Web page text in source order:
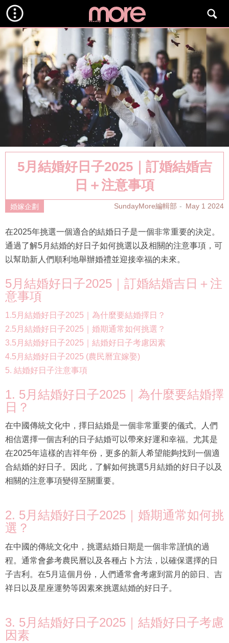
5月結婚好日子2025｜訂婚結婚吉
日＋注意事項
婚嫁企劃 SundayMore編輯部 May 1 2024
在2025年挑選一個適合的結婚日子是一個非常重要的決定。
通過了解5月結婚的好日子如何挑選以及相關的注意事項，可
以幫助新人們順利地舉辦婚禮並迎接幸福的未來。
5月結婚好日子2025｜訂婚結婚吉日＋注
意事項
1.5月結婚好日子2025｜為什麼要結婚擇日？
2.5月結婚好日子2025｜婚期通常如何挑選？
3.5月結婚好日子2025｜結婚好日子考慮因素
4.5月結婚好日子2025 (農民曆宜嫁娶)
5. 結婚好日子注意事項
1. 5月結婚好日子2025｜為什麼要結婚擇
日？
在中國傳統文化中，擇日結婚是一個非常重要的儀式。人們
相信選擇一個吉利的日子結婚可以帶來好運和幸福。尤其是
在2025年這樣的吉祥年份，更多的新人希望能夠找到一個適
合結婚的好日子。因此，了解如何挑選5月結婚的好日子以及
相關的注意事項變得至關重要。
2. 5月結婚好日子2025｜婚期通常如何挑
選？
在中國的傳統文化中，挑選結婚日期是一個非常謹慎的過
程。通常會參考農民曆以及各種占卜方法，以確保選擇的日
子吉利。在5月這個月份，人們通常會考慮到當月的節日、吉
祥日以及星座運勢等因素來挑選結婚的好日子。
3. 5月結婚好日子2025｜結婚好日子考慮
因素